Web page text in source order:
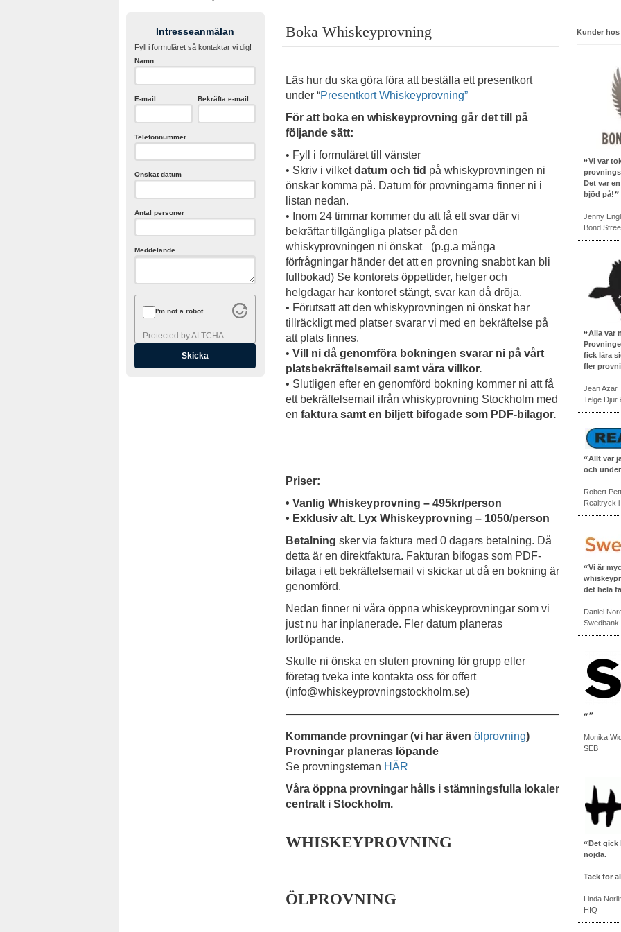
Intresseanmälan
Fyll i formuläret så kontaktar vi dig!
Namn
E-mail Bekräfta e-mail
Telefonnummer
Önskat datum
Antal personer
Meddelande
I'm not a robot
Protected byALTCHA
Boka Whiskeyprovning
Läs hur du ska göra föra att beställa ett presentkort
under “Presentkort Whiskeyprovning”
För att boka en whiskeyprovning går det till på
följande sätt:
• Fyll i formuläret till vänster
• Skriv i vilketdatum och tid på whiskyprovningen ni
önskar komma på. Datum för provningarna finner ni i
listan nedan.
• Inom 24 timmar kommer du att få ett svar där vi
bekräftar tillgängliga platser på den
whiskyprovningen ni önskat (p.g.a många
förfrågningar händer det att en provning snabbt kan bli
fullbokad) Se kontorets öppettider, helger och
helgdagar har kontoret stängt, svar kan då dröja.
• Förutsatt att den whiskyprovningen ni önskat har
tillräckligt med platser svarar vi med en bekräftelse på
att plats finnes.
• Vill ni då genomföra bokningen svarar ni på vårt
platsbekräftelsemail samt våra villkor.
• Slutligen efter en genomförd bokning kommer ni att få
ett bekräftelsemail ifrån whiskyprovning Stockholm med
en faktura samt en biljett bifogade som PDF-bilagor.
Priser:
• Vanlig Whiskeyprovning – 495kr/person
• Exklusiv alt. Lyx Whiskeyprovning – 1050/person
Betalning sker via faktura med 0 dagars betalning. Då
detta är en direktfaktura. Fakturan bifogas som PDF-
bilaga i ett bekräftelsemail vi skickar ut då en bokning är
genomförd.
Nedan finner ni våra öppna whiskeyprovningar som vi
just nu har inplanerade. Fler datum planeras
fortlöpande.
Skulle ni önska en sluten provning för grupp eller
företag tveka inte kontakta oss för offert
(info@whiskeyprovningstockholm.se)
Kommande provningar (vi har även ölprovning)
Provningar planeras löpande
Se provningsteman HÄR
Våra öppna provningar hålls i stämningsfulla lokaler
centralt i Stockholm.
WHISKEYPROVNING
ÖLPROVNING
Kunder
Vi var
Det var
bjöd på!
Jenny
Bond
Alla var
fick lära
fler
Jean Azar
Telge Djur
Allt var
och
Robert
Realtryck i
Vi är
det hela
Daniel
Swedbank
Monika
SEB
Det gick
nöjda.
Tack för
Linda
HIQ